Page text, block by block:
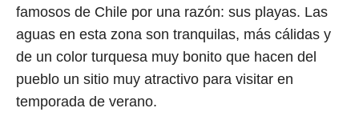
famosos de Chile por una razón: sus playas. Las
aguas en esta zona son tranquilas, más cálidas y
de un color turquesa muy bonito que hacen del
pueblo un sitio muy atractivo para visitar en
temporada de verano.